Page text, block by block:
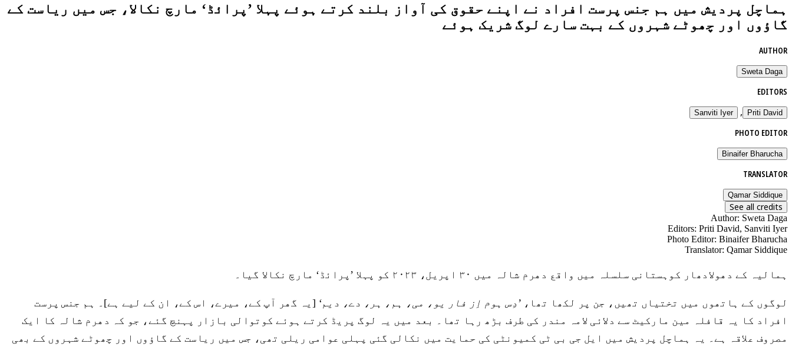
ہماچل پردیش میں ہم جنس پرست افراد نے اپنے حقوق کی آواز بلند کرتے ہوئے پہلا ’پرائڈ‘ مارچ نکالا، جس میں ریاست کے
گاؤوں اور چھوٹے شہروں کے بہت سارے لوگ شریک ہوئے
AUTHOR
Sweta Daga
EDITORS
Priti David
,
Sanviti Iyer
PHOTO EDITOR
Binaifer Bharucha
TRANSLATOR
Qamar Siddique
See all credits
Author: Sweta Daga
Editors: Priti David, Sanviti Iyer
Photo Editor: Binaifer Bharucha
Translator: Qamar Siddique
ہمالیہ کے دھولادھار کوہستانی سلسلہ میں واقع دھرم شالہ میں ۳۰ اپریل، ۲۰۲۳ کو پہلا ’پرائڈ‘ مارچ نکالا گیا۔
لوگوں کے ہاتھوں میں تختیاں تھیں، جن پر لکھا تھا،’دِس ہوم اِز فار یو، می، ہم، ہر، دے، دیم‘ [یہ گھر آپ کے، میرے، اس کے، ان کے لیے ہے]۔ ہم جنس پرست
افراد کا یہ قافلہ مین مارکیٹ سے دلائی لامہ مندر کی طرف بڑھ رہا تھا۔ بعد میں یہ لوگ پریڈ کرتے ہوئے کوتوالی بازار پہنچ گئے، جو کہ دھرم شالہ کا ایک
مصروف علاقہ ہے۔ یہ ہماچل پردیش میں ایل جی بی ٹی کمیونٹی کی حمایت میں نکالی گئی پہلی عوامی ریلی تھی، جس میں ریاست کے گاؤوں اور چھوٹے شہروں کے بھی